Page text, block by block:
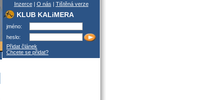
Inzerce| O nás | Tištěná verze
KLUB KALiMERA
jméno:
heslo:
Přidat článek
Chcete se přidat?